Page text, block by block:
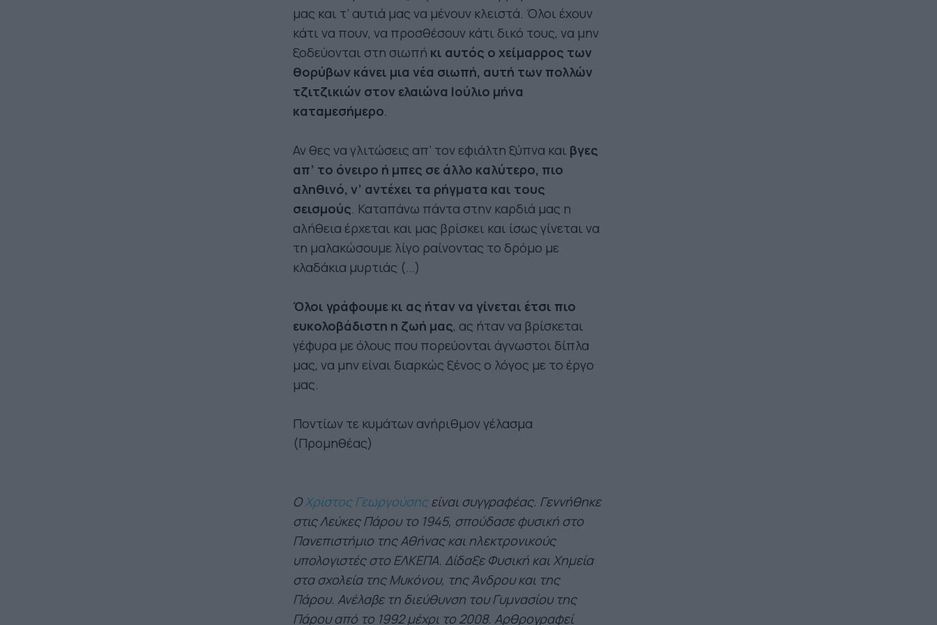
μας και τ’ αυτιά μας να μένουν κλειστά. Όλοι έχουν
κάτι να πουν, να προσθέσουν κάτι δικό τους, να μην
ξοδεύονται στη σιωπή κι αυτός ο χείμαρρος των
θορύβων κάνει μια νέα σιωπή, αυτή των πολλών
τζιτζικιών στον ελαιώνα Ιούλιο μήνα
καταμεσήμερο.
Αν θες να γλιτώσεις απ’ τον εφιάλτη ξύπνα και βγες
απ’ το όνειρο ή μπες σε άλλο καλύτερο, πιο
αληθινό, ν’ αντέχει τα ρήγματα και τους
σεισμούς. Καταπάνω πάντα στην καρδιά μας η
αλήθεια έρχεται και μας βρίσκει και ίσως γίνεται να
τη μαλακώσουμε λίγο ραίνοντας το δρόμο με
κλαδάκια μυρτιάς (…)
Όλοι γράφουμε κι ας ήταν να γίνεται έτσι πιο
ευκολοβάδιστη η ζωή μας, ας ήταν να βρίσκεται
γέφυρα με όλους που πορεύονται άγνωστοι δίπλα
μας, να μην είναι διαρκώς ξένος ο λόγος με το έργο
μας.
Ποντίων τε κυμάτων ανήριθμον γέλασμα
(Προμηθέας)
ΟΧρίστος Γεωργούσηςείναι συγγραφέας. Γεννήθηκε
στις Λεύκες Πάρου το 1945, σπούδασε φυσική στο
Πανεπιστήμιο της Αθήνας και ηλεκτρονικούς
υπολογιστές στο ΕΛΚΕΠΑ. Δίδαξε Φυσική και Χημεία
στα σχολεία της Μυκόνου, της Άνδρου και της
Πάρου. Ανέλαβε τη διεύθυνση του Γυμνασίου της
Πάρου από το 1992 μέχρι το 2008. Αρθρογραφεί